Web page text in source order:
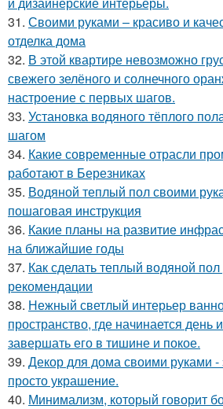
31. Своими руками – красиво и
отделка дома
32. В этой квартире невозможно
свежего зелёного и солнечного
настроение с первых шагов.
33. Установка водяного тёплого
шагом
34. Какие современные отрасли
работают в Березниках
35. Водяной теплый пол своими
пошаговая инструкция
36. Какие планы на развитие
на ближайшие годы
37. Как сделать теплый водяной
рекомендации
38. Нежный светлый интерьер
пространство, где начинается день
завершать его в тишине и покое.
39. Декор для дома своими руками
просто украшение.
40. Минимализм, который говорит